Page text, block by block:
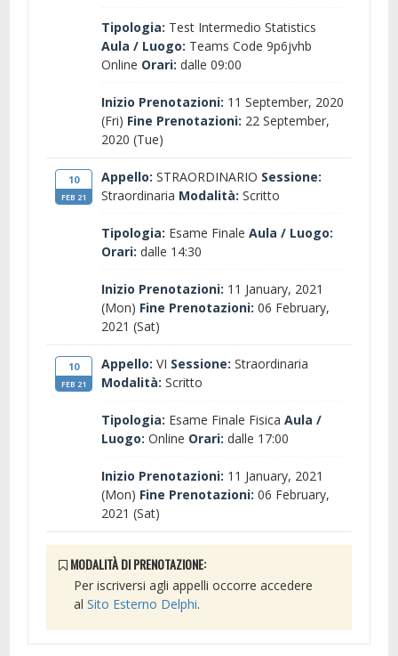
Tipologia: Test Intermedio Statistics
Aula / Luogo: Teams Code 9p6jvhb
Online Orari: dalle 09:00
Inizio Prenotazioni: 11 September, 2020
(Fri) Fine Prenotazioni: 22 September,
2020 (Tue)
10
FEB 21
Appello: STRAORDINARIO Sessione:
Straordinaria Modalità: Scritto
Tipologia: Esame Finale Aula / Luogo:
Orari: dalle 14:30
Inizio Prenotazioni: 11 January, 2021
(Mon) Fine Prenotazioni: 06 February,
2021 (Sat)
10
FEB 21
Appello: VI Sessione: Straordinaria
Modalità: Scritto
Tipologia: Esame Finale Fisica Aula /
Luogo: Online Orari: dalle 17:00
Inizio Prenotazioni: 11 January, 2021
(Mon) Fine Prenotazioni: 06 February,
2021 (Sat)
MODALITÀ DI PRENOTAZIONE:
Per iscriversi agli appelli occorre accedere
al Sito Esterno Delphi.